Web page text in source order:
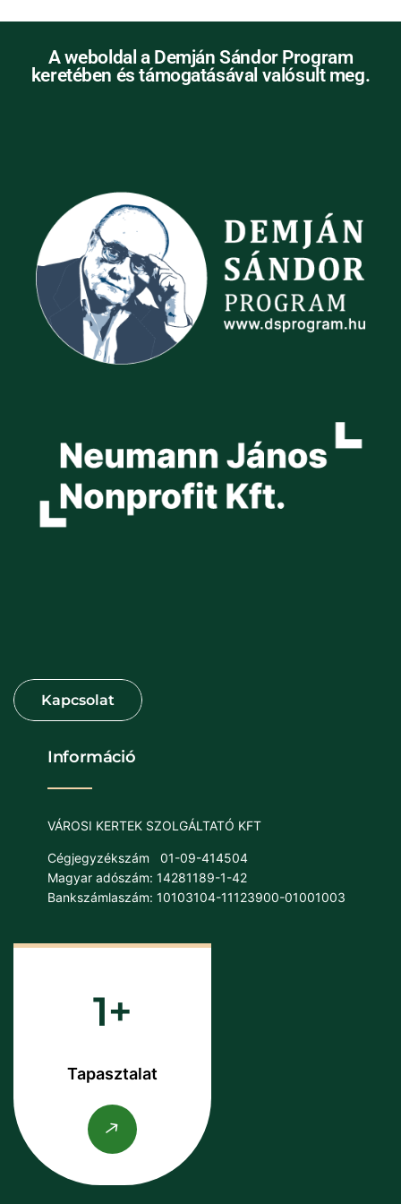
A weboldal a Demján Sándor Program
keretében és támogatásával valósult meg.
Információ
VÁROSI KERTEK SZOLGÁLTATÓ KFT
Cégjegyzékszám
01-09-414504
Magyar adószám: 14281189-1-42
Bankszámlaszám: 10103104-11123900-01001003
1
Tapasztalat